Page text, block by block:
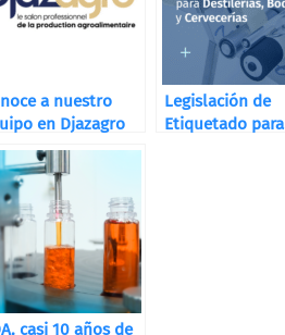
a nuestro
en Djazagro
Legislación de
Etiquetado para
casi 10 años de